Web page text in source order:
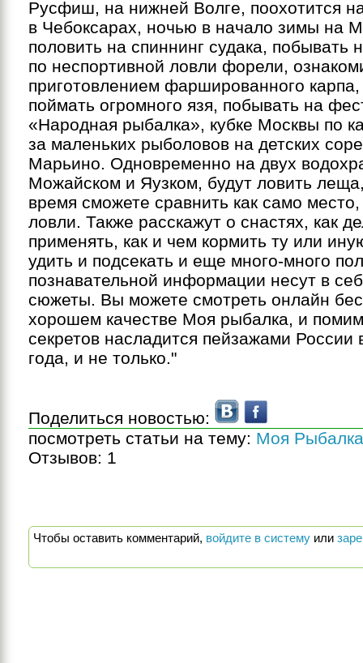
Русфиш, на нижней Волге, поохотится
в Чебоксарах, ночью в начало зимы на
половить на спиннинг судака, побывать
по неспортивной ловли форели,
приготовлением фаршированного карпа,
поймать огромного язя, побывать на
«Народная рыбалка», кубке Москвы по
за маленьких рыболовов на детских
Марьино. Одновременно на двух
Можайском и Яузком, будут ловить
время сможете сравнить как само место,
ловли. Также расскажут о снастях, как
применять, как и чем кормить ту или
удить и подсекать и еще много-много
познавательной информации несут в
сюжеты. Вы можете смотреть онлайн
хорошем качестве Моя рыбалка, и
секретов насладится пейзажами
года, и не только."
Поделиться новостью:
посмотреть статьи на тему: Моя Рыбалка
Отзывов: 1
Чтобы оставить комментарий, войдите в систему или